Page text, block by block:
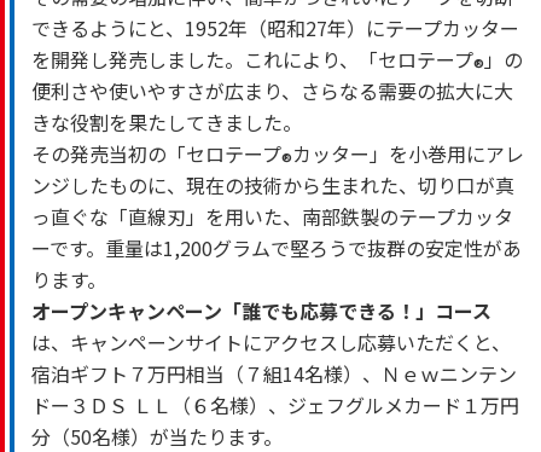
できるようにと、1952年（昭和27年）にテープカッター
を開発し発売しました。これにより、「セロテープ® 」の
便利さや使いやすさが広まり、さらなる需要の拡大に大
きな役割を果たしてきました。
その発売当初の「セロテープ®カッター」を小巻用にアレ
ンジしたものに、現在の技術から生まれた、切り口が真
っ直ぐな「直線刃」を用いた、南部鉄製のテープカッタ
ーです。重量は1,200グラムで堅ろうで抜群の安定性があ
ります。
オープンキャンペーン「誰でも応募できる！」コース
は、キャンペーンサイトにアクセスし応募いただくと、
宿泊ギフト７万円相当（７組14名様）、Ｎｅｗニンテン
ドー３ＤＳ ＬＬ（６名様）、ジェフグルメカード１万円
分（50名様）が当たります。